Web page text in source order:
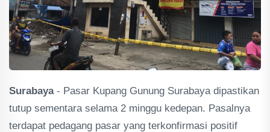
Surabaya - Pasar Kupang Gunung Surabaya dipastikan
tutup sementara selama 2 minggu kedepan. Pasalnya
terdapat pedagang pasar yang terkonfirmasi positif